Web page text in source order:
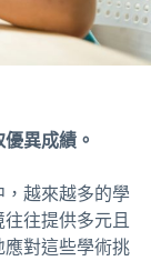
異成績。
越來越多的學
往提供多元且
對這些學術挑